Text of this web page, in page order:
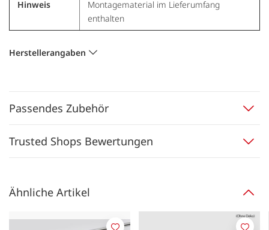
Hinweis
Montagematerial im Lieferumfang
enthalten
Herstellerangaben
Passendes Zubehör
Trusted Shops Bewertungen
Ähnliche Artikel